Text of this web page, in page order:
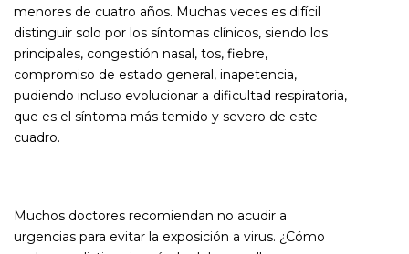
menores de cuatro años. Muchas veces es difícil
distinguir solo por los síntomas clínicos, siendo los
principales, congestión nasal, tos, fiebre,
compromiso de estado general, inapetencia,
pudiendo incluso evolucionar a dificultad respiratoria,
que es el síntoma más temido y severo de este
cuadro.
Muchos doctores recomiendan no acudir a
urgencias para evitar la exposición a virus. ¿Cómo